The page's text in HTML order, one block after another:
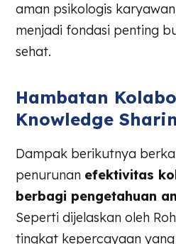
aman psikologis
menjadi fondasi penting
sehat.
Hambatan
Knowledge
Dampak berikutnya
penurunan efektivitas
berbagi pengetahuan
Seperti dijelaskan oleh
tingkat kepercayaan